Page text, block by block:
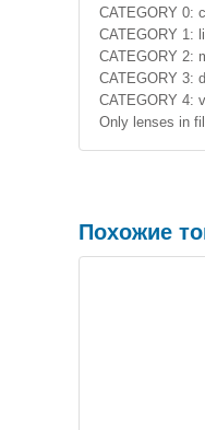
CATEGORY 0:
CATEGORY 1:
CATEGORY 2:
CATEGORY 3:
CATEGORY 4:
Only lenses in
Похожие